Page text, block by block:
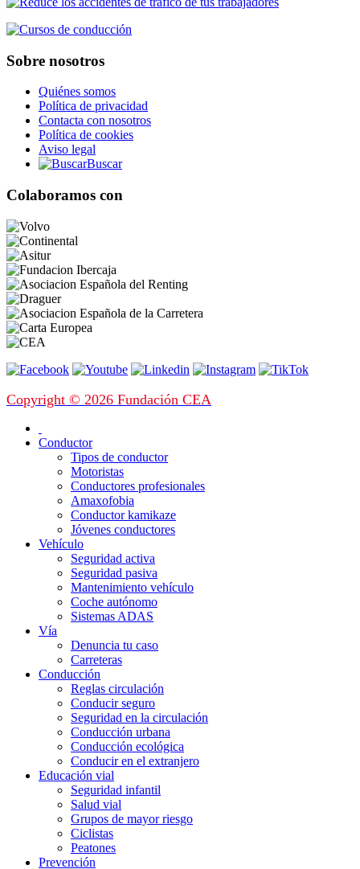
Sobre nosotros
Quiénes somos
Política de privacidad
Contacta con nosotros
Política de cookies
Aviso legal
Buscar
Colaboramos con
Copyright © 2026 Fundación CEA
Conductor
Tipos de conductor
Motoristas
Conductores profesionales
Amaxofobia
Conductor kamikaze
Jóvenes conductores
Vehículo
Seguridad activa
Seguridad pasiva
Mantenimiento vehículo
Coche autónomo
Sistemas ADAS
Vía
Denuncia tu caso
Carreteras
Conducción
Reglas circulación
Conducir seguro
Seguridad en la circulación
Conducción urbana
Conducción ecológica
Conducir en el extranjero
Educación vial
Seguridad infantil
Salud vial
Grupos de mayor riesgo
Ciclistas
Peatones
Prevención